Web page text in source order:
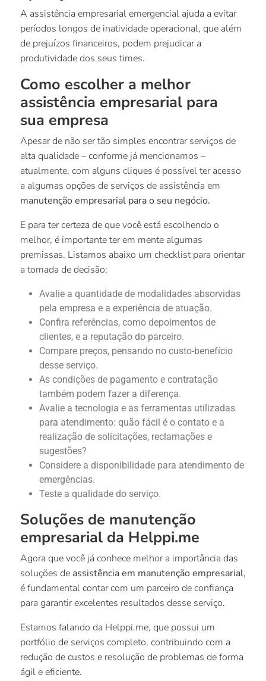
A assistência empresarial emergencial ajuda a evitar
períodos longos de inatividade operacional, que além
de prejuízos financeiros, podem prejudicar a
produtividade dos seus times.
Como escolher a melhor
assistência empresarial para
sua empresa
Apesar de não ser tão simples encontrar serviços de
alta qualidade – conforme já mencionamos –
atualmente, com alguns cliques é possível ter acesso
a algumas opções de serviços de assistência em
manutenção empresarial para o seu negócio.
E para ter certeza de que você está escolhendo o
melhor, é importante ter em mente algumas
premissas. Listamos abaixo um checklist para orientar
a tomada de decisão:
Avalie a quantidade de modalidades absorvidas
pela empresa e a experiência de atuação.
Confira referências, como depoimentos de
clientes, e a reputação do parceiro.
Compare preços, pensando no custo-benefício
desse serviço.
As condições de pagamento e contratação
também podem fazer a diferença.
Avalie a tecnologia e as ferramentas utilizadas
para atendimento: quão fácil é o contato e a
realização de solicitações, reclamações e
sugestões?
Considere a disponibilidade para atendimento de
emergências.
Teste a qualidade do serviço.
Soluções de manutenção
empresarial da Helppi.me
Agora que você já conhece melhor a importância das
soluções de assistência em manutenção empresarial,
é fundamental contar com um parceiro de confiança
para garantir excelentes resultados desse serviço.
Estamos falando da Helppi.me, que possui um
portfólio de serviços completo, contribuindo com a
redução de custos e resolução de problemas de forma
ágil e eficiente.